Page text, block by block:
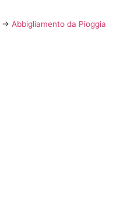
→ Abbigliamento da Pioggia